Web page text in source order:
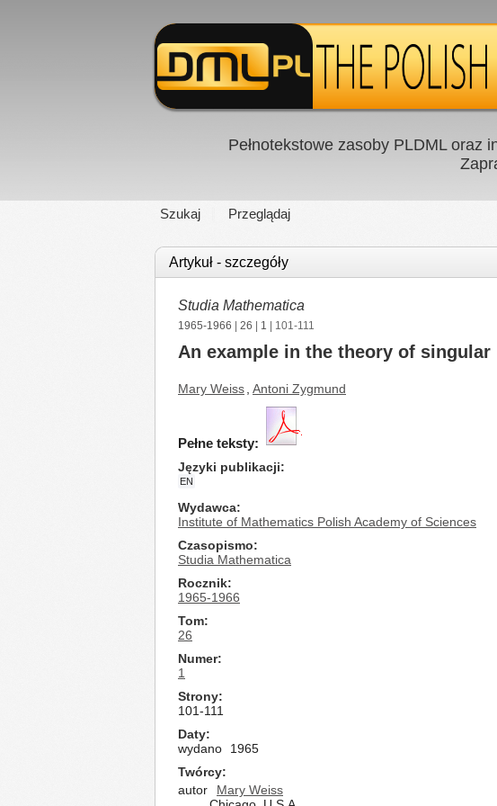
Pełnotekstowe zasoby PLDML oraz
Szukaj Przeglądaj
Artykuł - szczegóły
Studia Mathematica
1965-1966 26 1 | 101-111
An example in the theory of
Mary Weiss Antoni Zygmund
Pełne teksty:
Języki publikacji
EN
Wydawca
Institute of Mathematics Polish Academy of Sciences
Czasopismo
Studia Mathematica
Rocznik
1965-1966
Tom
26
Numer
1
Strony
101-111
Daty
wydano
1965
Twórcy
autor
Mary Weiss